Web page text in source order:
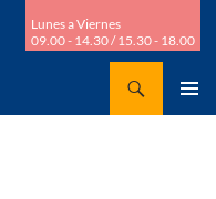
Lunes a Viernes
09.00 - 14.30 / 15.30 - 18.00